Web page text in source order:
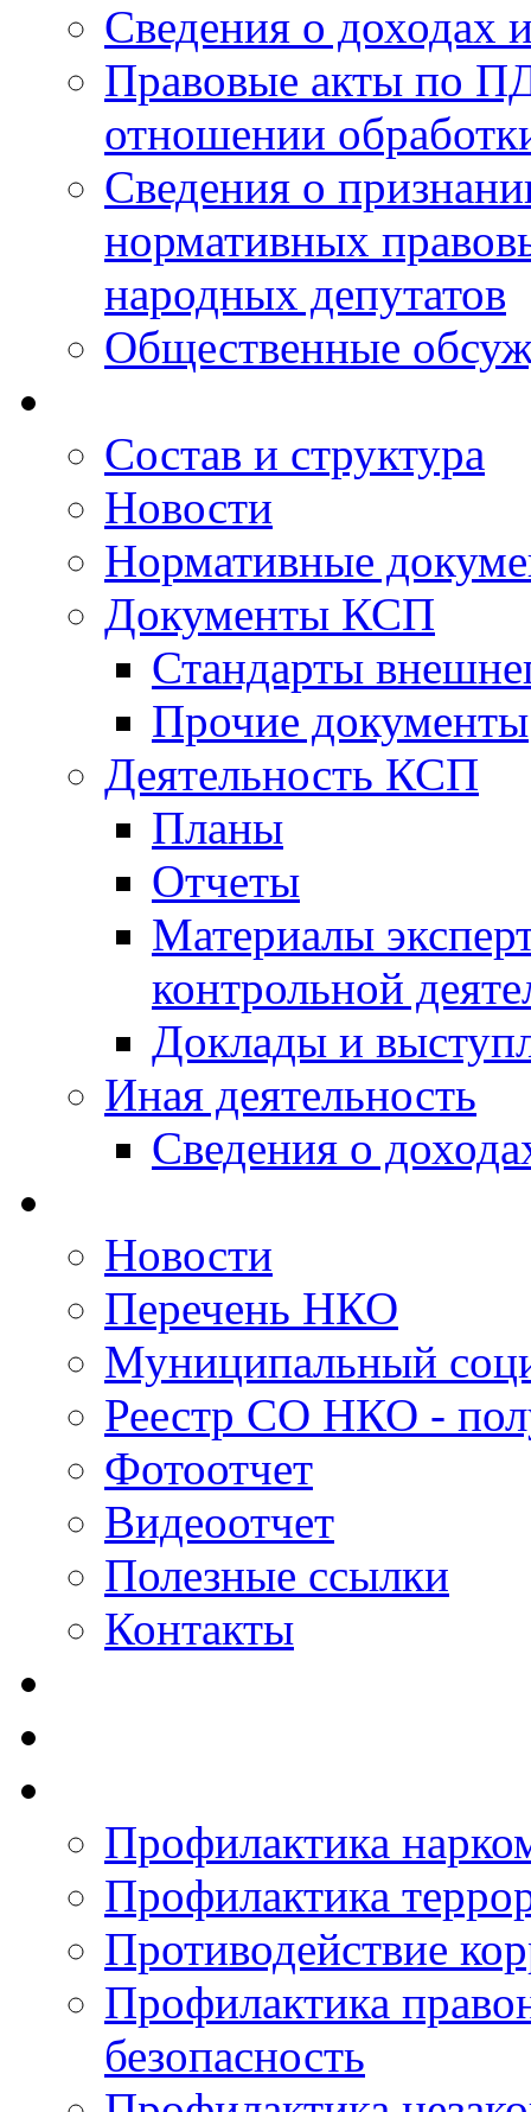
Сведения о доходах
Правовые акты по
отношении
Сведения о
нормативных
народных депутатов
Общественные
Состав и структура
Новости
Нормативные
Документы КСП
Стандарты
Прочие документы
Деятельность КСП
Планы
Отчеты
Материалы
контрольной
Доклады и
Иная деятельность
Сведения о
Новости
Перечень НКО
Муниципальный
Реестр СО НКО -
Фотоотчет
Видеоотчет
Полезные ссылки
Контакты
Профилактика
Профилактика
Противодействие
Профилактика
безопасность